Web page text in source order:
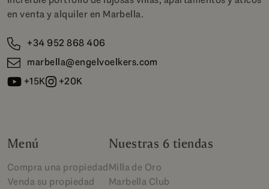
en venta y alquiler en Marbella.
+34 952 868 406
marbella@engelvoelkers.com
+15K
+20K
Menú
Compra una propiedad
Venda su propiedad
Nuestras 6 tiendas
Milla de Oro
Marbella Club